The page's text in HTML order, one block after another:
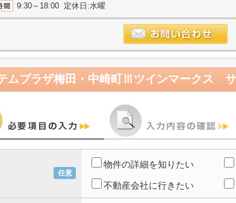
9:30～18:00 定休日:水曜
任意
物件の詳細を知りたい
不動産会社に行きたい